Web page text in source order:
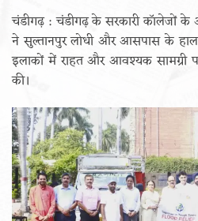
चंडीगढ़ : चंडीगढ़ के सरकारी कॉलेजों के
ने सुल्तानपुर लोधी और आसपास के हाल
इलाकों में राहत और आवश्यक सामग्री
की।